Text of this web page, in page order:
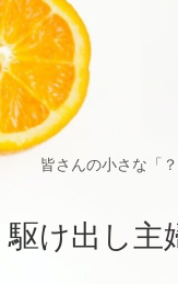
皆さんの小さな「
駆け出し主